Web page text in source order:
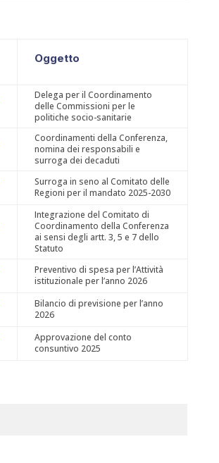
Oggetto
Delega per il Coordinamento
delle Commissioni per le
politiche socio-sanitarie
Coordinamenti della Conferenza,
nomina dei responsabili e
surroga dei decaduti
Surroga in seno al Comitato delle
Regioni per il mandato 2025-2030
Integrazione del Comitato di
Coordinamento della Conferenza
ai sensi degli artt. 3, 5 e 7 dello
Statuto
Preventivo di spesa per l’Attività
istituzionale per l’anno 2026
Bilancio di previsione per l’anno
2026
Approvazione del conto
consuntivo 2025